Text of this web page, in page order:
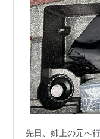
先日、姉上の元へ